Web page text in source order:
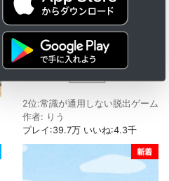
2位:常識が通用しない脱出ゲーム
作者: りう
プレイ:39.7万 いいね:4.3千